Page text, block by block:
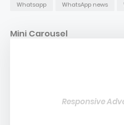
Whatsapp
WhatsApp news
Mini Carousel
Responsive